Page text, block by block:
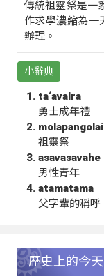
傳統祖靈祭是一
作求學濃縮為一
辦理。
小辭典
ta‘avalra
勇士成年禮
molapangolai
祖靈祭
asavasavahe
男性青年
atamatama
父字輩的稱呼
歷史上的今天